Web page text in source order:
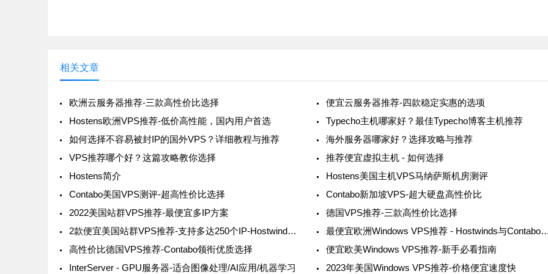
相关文章
欧洲云服务器推荐-三款高性价比选择
便宜云服务器推荐-四款稳定实惠的选项
Hostens欧洲VPS推荐-低价高性能，国内用户首选
Typecho主机哪家好？最佳Typecho博客主机推荐
如何选择不容易被封IP的国外VPS？详细教程与推荐
海外服务器哪家好？选择攻略与推荐
VPS推荐哪个好？这篇攻略教你选择
推荐便宜虚拟主机 - 如何选择
Hostens简介
Hostens美国主机VPS马纳萨斯机房测评
Contabo美国VPS测评-超高性价比选择
Contabo新加坡VPS-超大硬盘高性价比
2022美国站群VPS推荐-最便宜多IP方案
德国VPS推荐-三款高性价比选择
2款便宜美国站群VPS推荐-支持多达250个IP-Hostwinds与Contabo对比分析
最便宜欧洲Windows VPS推荐 - Hostwinds与Contabo对比
高性价比德国VPS推荐-Contabo领衔优质选择
便宜欧美Windows VPS推荐-新手必看指南
InterServer - GPU服务器-适合图像处理/AI应用/机器学习
2023年美国Windows VPS推荐-价格便宜速度快